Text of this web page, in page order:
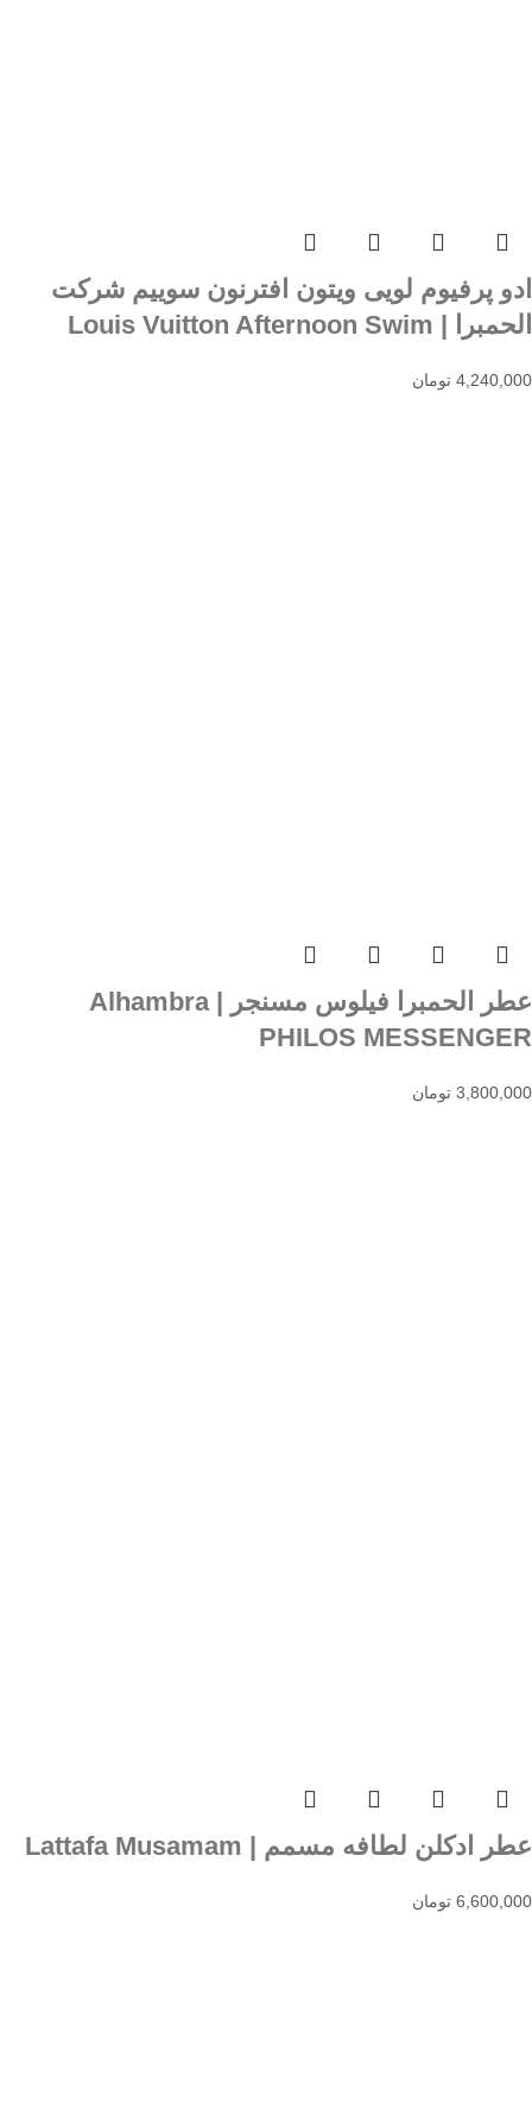
ادو پرفیوم لویی ویتون افترنون سوییم شرکت
الحمبرا | Louis Vuitton Afternoon Swim
4,240,000 تومان
عطر الحمبرا فیلوس مسنجر | Alhambra
PHILOS MESSENGER
3,800,000 تومان
عطر ادکلن لطافه مسمم | Lattafa Musamam
6,600,000 تومان